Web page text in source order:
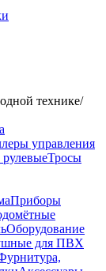
технике/
управления
Тросы
Приборы
Оборудование
для ПВХ